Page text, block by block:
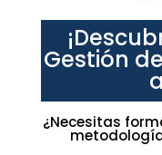
Gestión
¿Necesitas